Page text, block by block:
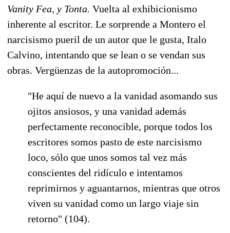
Vanity Fea, y Tonta. Vuelta al exhibicionismo
inherente al escritor. Le sorprende a Montero el
narcisismo pueril de un autor que le gusta, Italo
Calvino, intentando que se lean o se vendan sus
obras. Vergüenzas de la autopromoción...
"He aquí de nuevo a la vanidad asomando sus
ojitos ansiosos, y una vanidad además
perfectamente reconocible, porque todos los
escritores somos pasto de este narcisismo
loco, sólo que unos somos tal vez más
conscientes del ridículo e intentamos
reprimirnos y aguantarnos, mientras que otros
viven su vanidad como un largo viaje sin
retorno" (104).